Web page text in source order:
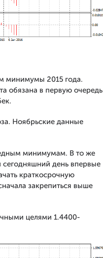
минимумы 2015 года.
обязана в первую очередь
Ноябрьские данные
минимумам. В то же
сегодняшний день впервые
краткосрочную
закрепиться выше
целями 1.4400-